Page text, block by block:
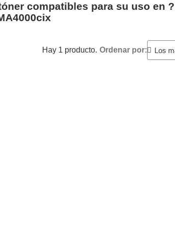
compatibles para su uso en ?️
Hay 1 producto. Ordenar por: